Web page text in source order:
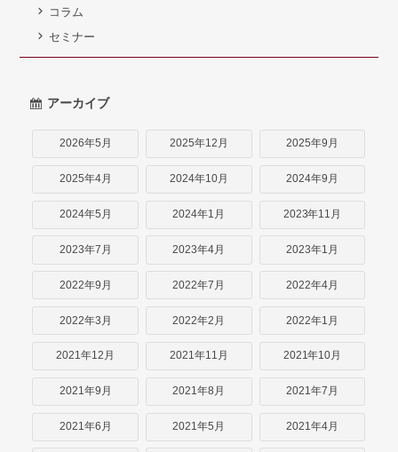
アクセス
コラム
セミナー
アーカイブ
2026年5月 2025年12月 2025年9月
2025年4月 2024年10月 2024年9月
2024年5月 2024年1月 2023年11月
2023年7月 2023年4月 2023年1月
2022年9月 2022年7月 2022年4月
2022年3月 2022年2月 2022年1月
2021年12月 2021年11月 2021年10月
2021年9月 2021年8月 2021年7月
2021年6月 2021年5月 2021年4月